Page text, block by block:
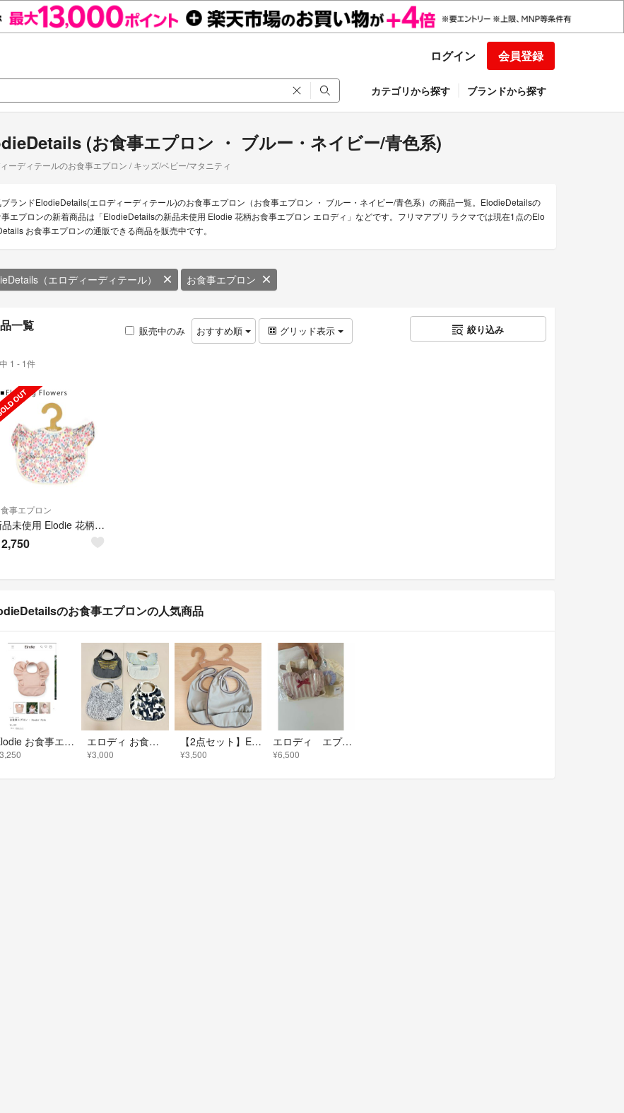
ログイン 会員登録
カテゴリから探す ブランドから探す
(お食事エプロン ・ ブルー・ネイビー/青色系)
ーディテールのお食事エプロン / キッズ/ベビー/マタニティ
ブランドElodieDetails(エロディーディテール)のお食事エプロン（お食事エプロン ・ ブルー・ネイビー/青色系）の商品一覧。ElodieDetailsの
事エプロンの新着商品は「ElodieDetailsの新品未使用 Elodie 花柄お食事エプロン エロディ」などです。フリマアプリ ラクマでは現在1点のElo
お食事エプロンの通販できる商品を販売中です。
（エロディーディテール） お食事エプロン
一覧 販売中のみ おすすめ順 グリッド表示 絞り込み
1 - 1件
事エプロン
新品未使用 Elodie 花柄お食事エプロン エロディ
2,750
のお食事エプロンの人気商品
Elodie お食事エプロン エロディ お食事エプロン ビブ 【上2枚のみ！】セット
¥3,000
【2点セット】Elodie お食事エプロン ミネラルグリーン
¥3,500
エロディ エプロン ２枚セット
¥6,500